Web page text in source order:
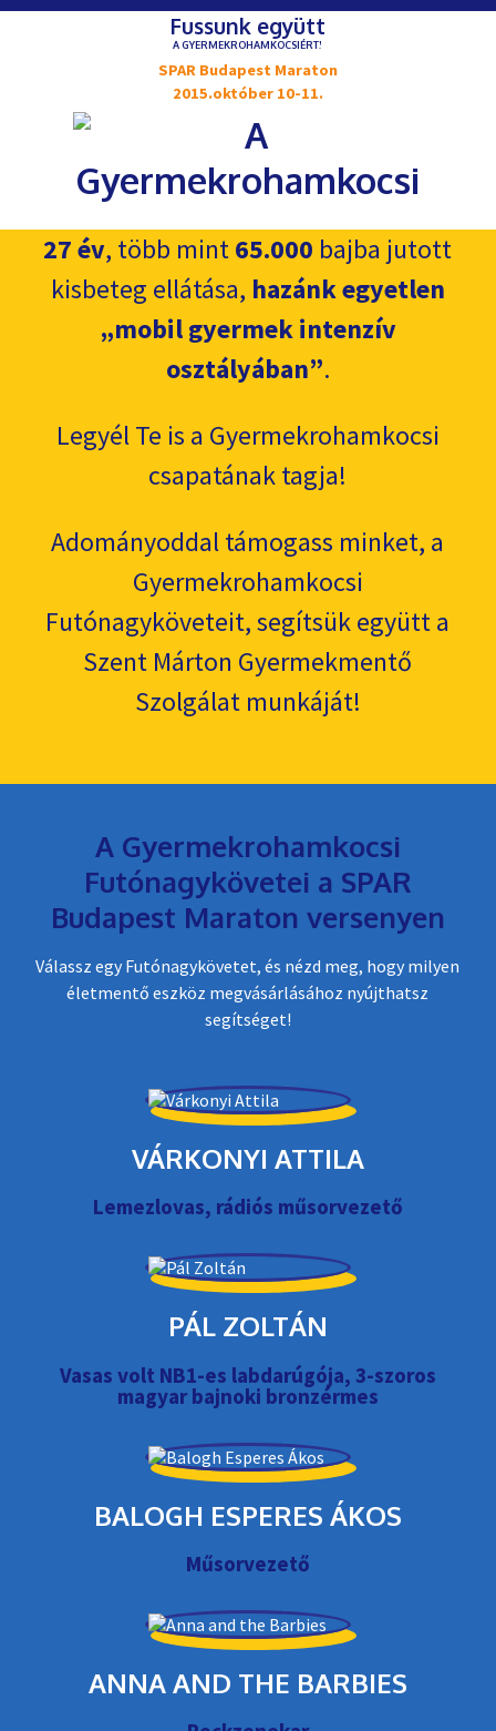
Fussunk együtt
A GYERMEKROHAMKOCSIÉRT!
SPAR Budapest Maraton
2015.október 10-11.
27 év, több mint65.000 bajba jutott
kisbeteg ellátása, hazánk egyetlen
„mobil gyermek intenzív
osztályában”.
Legyél Te is a Gyermekrohamkocsi
csapatának tagja!
Adományoddal támogass minket, a
Gyermekrohamkocsi
Futónagyköveteit, segítsük együtt a
Szent Márton Gyermekmentő
Szolgálat munkáját!
A Gyermekrohamkocsi
Futónagykövetei a SPAR
Budapest Maraton versenyen
Válassz egy Futónagykövetet, és nézd meg, hogy milyen
életmentő eszköz megvásárlásához nyújthatsz
segítséget!
VÁRKONYI ATTILA
Lemezlovas, rádiós műsorvezető
PÁL ZOLTÁN
Vasas volt NB1-es labdarúgója, 3-szoros
magyar bajnoki bronzérmes
BALOGH ESPERES ÁKOS
Műsorvezető
ANNA AND THE BARBIES